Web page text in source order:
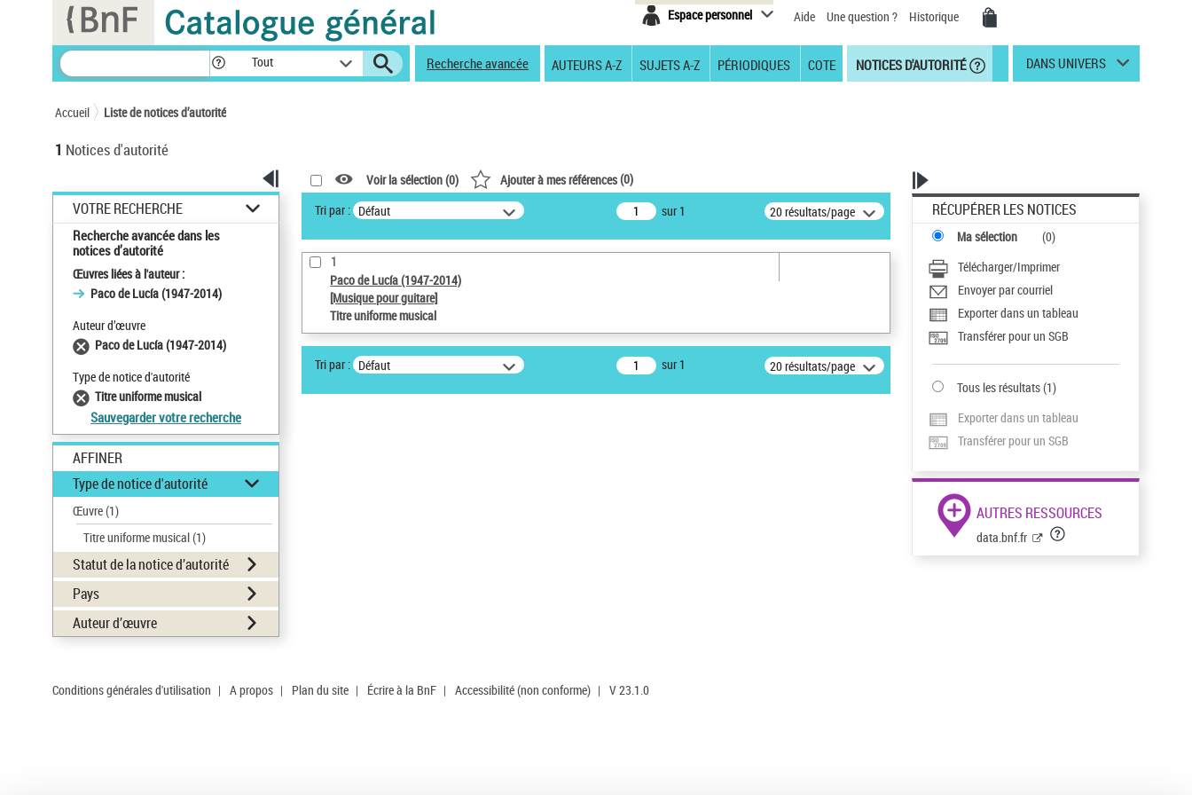
Espace personnel Aide Une question ? Historique
Tout Recherche avancée AUTEURS A-Z SUJETS A-Z PÉRIODIQUES COTE NOTICES D'AUTORITÉ DANS UNIVERS
Accueil Liste de notices d’autorité
1 Notices d'autorité
VOTRE RECHERCHE
Recherche avancée dans les
notices d’autorité
Œuvres liées à l'auteur :
Paco de Lucía (1947-2014)
Auteur d’œuvre
Paco de Lucía (1947-2014)
Type de notice d'autorité
Titre uniforme musical
Sauvegarder votre recherche
AFFINER
Type de notice d'autorité
Œuvre(1)
Titre uniforme musical(1)
Statut de la notice d’autorité
Pays
Auteur d’œuvre
Voir la sélection (0) Ajouter à mes références(0)
Tri par : Défaut sur 1 20 résultats/page
1
Paco de Lucía (1947-2014)
[Musique pour guitare]
Titre uniforme musical
Tri par : Défaut sur 1 20 résultats/page
RÉCUPÉRER LES NOTICES
Ma sélection (0)
Télécharger/Imprimer
Envoyer par courriel
Exporter dans un tableau
Transférer pour un SGB
Tous les résultats(1)
Exporter dans un tableau
Transférer pour un SGB
AUTRES RESSOURCES
data.bnf.fr
Conditions générales d'utilisation | A propos | Plan du site | Écrire à la BnF | Accessibilité (non conforme) | V 23.1.0
Panneau de gestion des cookies